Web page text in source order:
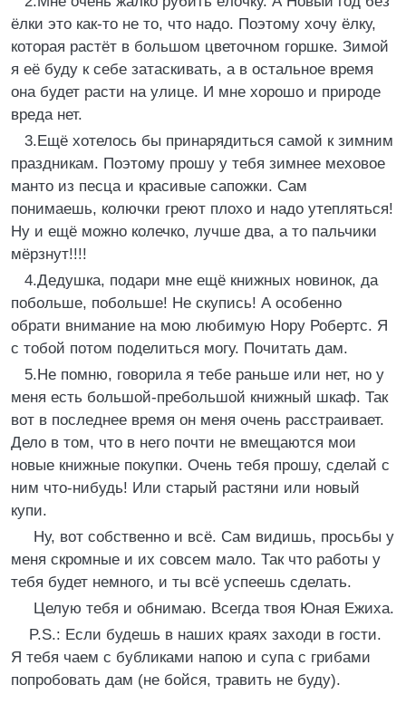
ёлки это как-то не то, что надо. Поэтому хочу ёлку,
которая растёт в большом цветочном горшке. Зимой
я её буду к себе затаскивать, а в остальное время
она будет расти на улице. И мне хорошо и природе
вреда нет.
3.Ещё хотелось бы принарядиться самой к зимним
праздникам. Поэтому прошу у тебя зимнее меховое
манто из песца и красивые сапожки. Сам
понимаешь, колючки греют плохо и надо утепляться!
Ну и ещё можно колечко, лучше два, а то пальчики
мёрзнут!!!!
4.Дедушка, подари мне ещё книжных новинок, да
побольше, побольше! Не скупись! А особенно
обрати внимание на мою любимую Нору Робертс. Я
с тобой потом поделиться могу. Почитать дам.
5.Не помню, говорила я тебе раньше или нет, но у
меня есть большой-пребольшой книжный шкаф. Так
вот в последнее время он меня очень расстраивает.
Дело в том, что в него почти не вмещаются мои
новые книжные покупки. Очень тебя прошу, сделай с
ним что-нибудь! Или старый растяни или новый
купи.
Ну, вот собственно и всё. Сам видишь, просьбы у
меня скромные и их совсем мало. Так что работы у
тебя будет немного, и ты всё успеешь сделать.
Целую тебя и обнимаю. Всегда твоя Юная Ежиха.
P.S.: Если будешь в наших краях заходи в гости.
Я тебя чаем с бубликами напою и супа с грибами
попробовать дам (не бойся, травить не буду).